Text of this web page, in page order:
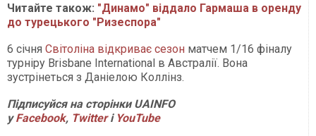
Читайте також: "Динамо" віддало Гармаша в оренду
до турецького "Ризеспора"
6 січня Світоліна відкриває сезон матчем 1/16 фіналу
турніру Brisbane International в Австралії. Вона
зустрінеться з Даніелою Коллінз.
Підписуйся на сторінки UAINFO
уFacebook, Twitter і YouTube